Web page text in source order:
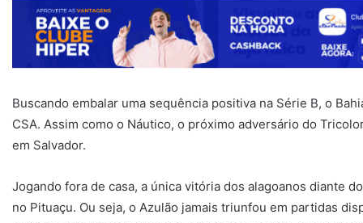
Buscando embalar uma sequência positiva na Série B, o
CSA. Assim como o Náutico, o próximo adversário do
em Salvador.
Jogando fora de casa, a única vitória dos alagoanos diante
no Pituaçu. Ou seja, o Azulão jamais triunfou em partidas